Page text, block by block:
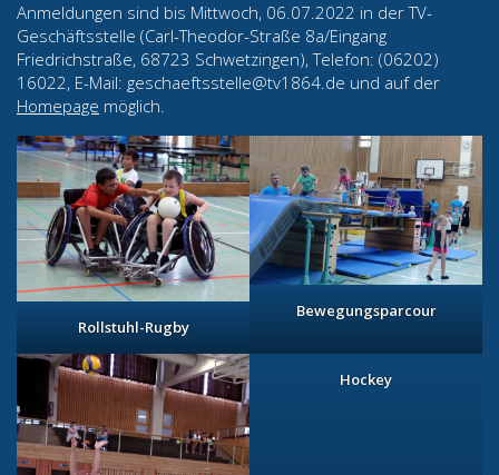
Anmeldungen sind bis Mittwoch, 06.07.2022 in der TV-
Geschäftsstelle (Carl-Theodor-Straße 8a/Eingang
Friedrichstraße, 68723 Schwetzingen), Telefon: (06202)
16022, E-Mail: geschaeftsstelle@tv1864.de und auf der
Homepage möglich.
Rollstuhl-Rugby
Bewegungsparcour
Hockey